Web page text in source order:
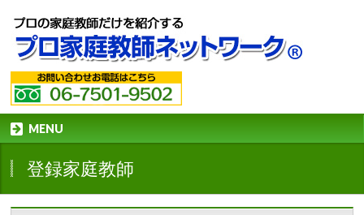
MENU
登録家庭教師